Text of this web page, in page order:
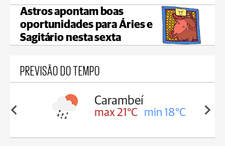
Astros apontam boas
oportunidades para Áries e
Sagitário nesta sexta
PREVISÃO DO TEMPO
Carambeí
max 21°C min 18°C